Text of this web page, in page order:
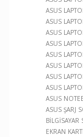
ASUS
ASUS
ASUS
ASUS
ASUS
ASUS
ASUS
ASUS
ASUS
ASUS ŞARJ
BILGISAYAR
EKRAN KARTI